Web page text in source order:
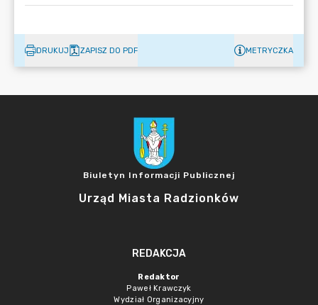
DRUKUJ ZAPISZ DO PDF METRYCZKA
Biuletyn Informacji Publicznej
Urząd Miasta Radzionków
REDAKCJA
Redaktor
Paweł Krawczyk
Wydział Organizacyjny